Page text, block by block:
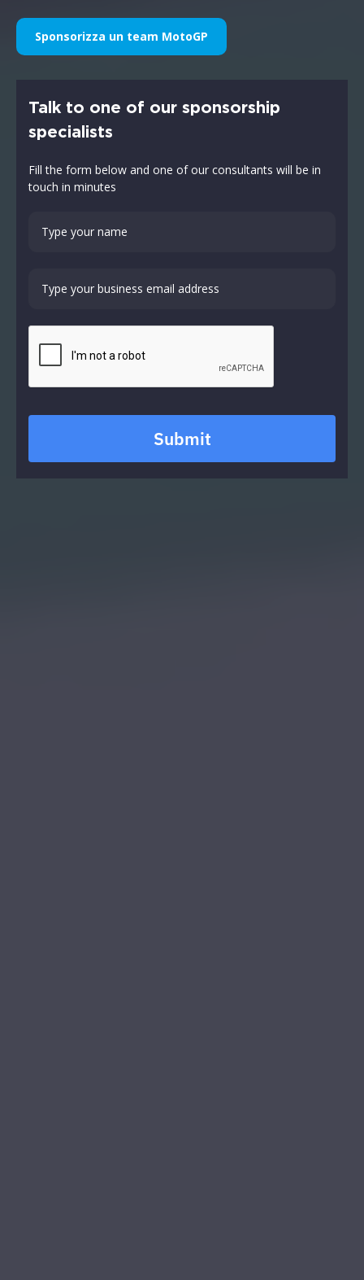
Sponsorizza un team MotoGP
Talk to one of our sponsorship
specialists
Fill the form below and one of our consultants will be in
touch in minutes
Submit